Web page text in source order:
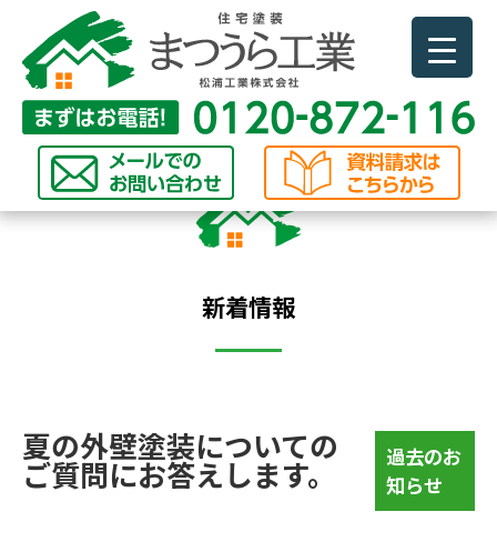
新着情報
夏の外壁塗装についての
ご質問にお答えします。
過去のお
知らせ